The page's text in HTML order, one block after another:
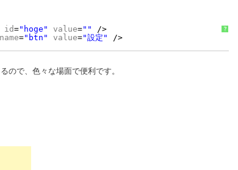
?
id="hoge" value=""
/>
name="btn" value="設定" />
ので、色々な場面で便利です。